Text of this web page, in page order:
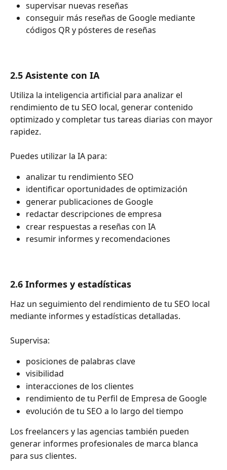
supervisar nuevas reseñas
conseguir más reseñas de Google mediante
códigos QR y pósteres de reseñas
2.5 Asistente con IA
Utiliza la inteligencia artificial para analizar el
rendimiento de tu SEO local, generar contenido
optimizado y completar tus tareas diarias con mayor
rapidez.
Puedes utilizar la IA para:
analizar tu rendimiento SEO
identificar oportunidades de optimización
generar publicaciones de Google
redactar descripciones de empresa
crear respuestas a reseñas con IA
resumir informes y recomendaciones
2.6 Informes y estadísticas
Haz un seguimiento del rendimiento de tu SEO local
mediante informes y estadísticas detalladas.
Supervisa:
posiciones de palabras clave
visibilidad
interacciones de los clientes
rendimiento de tu Perfil de Empresa de Google
evolución de tu SEO a lo largo del tiempo
Los freelancers y las agencias también pueden
generar informes profesionales de marca blanca
para sus clientes.